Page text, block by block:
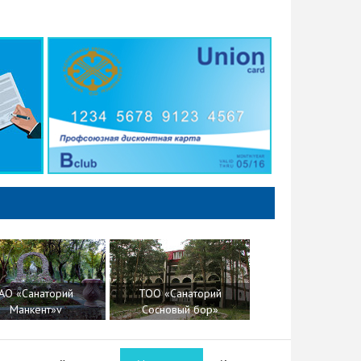
«Санаторий
Манкент»v
ТОО «Санаторий
Сосновый бор»